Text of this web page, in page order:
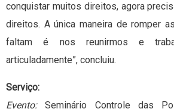
conquistar muitos direitos, agora
direitos. A única maneira de romper
faltam é nos reunirmos e
articuladamente”, concluiu.
Serviço:
Evento:Seminário Controle das